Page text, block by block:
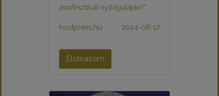
borfesztivál nyitógáláján!”
2024-08-17
hodpress.hu
Elolvasom